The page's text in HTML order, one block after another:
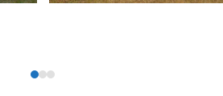
Press